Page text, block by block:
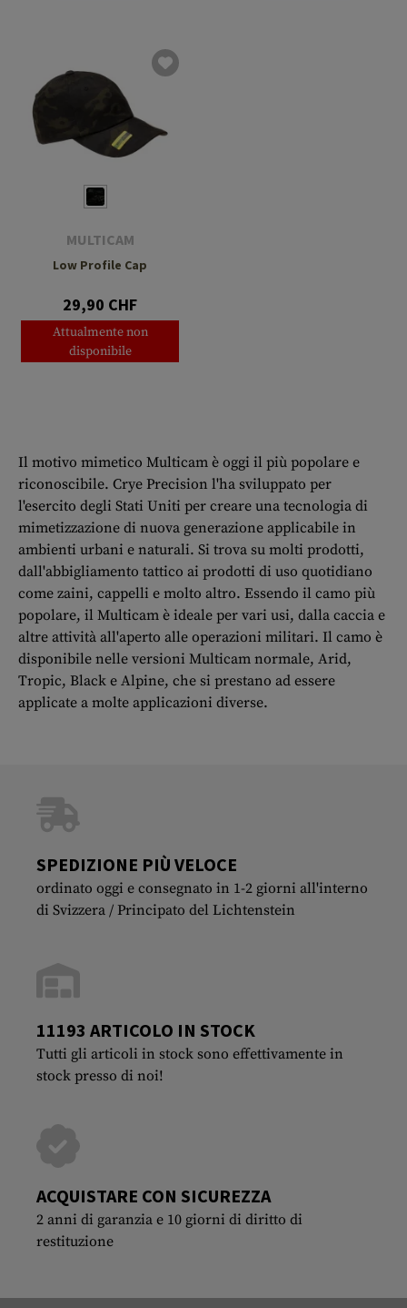
MULTICAM
Low Profile Cap
29,90 CHF
Attualmente non
disponibile
Il motivo mimetico Multicam è oggi il più popolare e
riconoscibile. Crye Precision l'ha sviluppato per
l'esercito degli Stati Uniti per creare una tecnologia di
mimetizzazione di nuova generazione applicabile in
ambienti urbani e naturali. Si trova su molti prodotti,
dall'abbigliamento tattico ai prodotti di uso quotidiano
come zaini, cappelli e molto altro. Essendo il camo più
popolare, il Multicam è ideale per vari usi, dalla caccia e
altre attività all'aperto alle operazioni militari. Il camo è
disponibile nelle versioni Multicam normale, Arid,
Tropic, Black e Alpine, che si prestano ad essere
applicate a molte applicazioni diverse.
SPEDIZIONE PIÙ VELOCE
ordinato oggi e consegnato in 1-2 giorni all'interno
di Svizzera / Principato del Lichtenstein
11193 ARTICOLO IN STOCK
Tutti gli articoli in stock sono effettivamente in
stock presso di noi!
ACQUISTARE CON SICUREZZA
2 anni di garanzia e 10 giorni di diritto di
restituzione